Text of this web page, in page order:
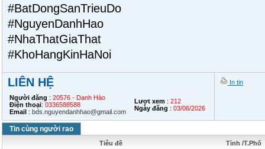
#BatDongSanTrieuDo
#NguyenDanhHao
#NhaThatGiaThat
#KhoHangKinHaNoi
LIÊN HỆ
Người đăng : 20576 - Danh Hào
Điện thoại: 0336588588
Email : bds.nguyendanhhao@gmail.com
Lượt xem : 212
Ngày đăng : 03/06/2026
In tin
Tin cùng người rao
Tiêu đề Tỉnh /T.Phố